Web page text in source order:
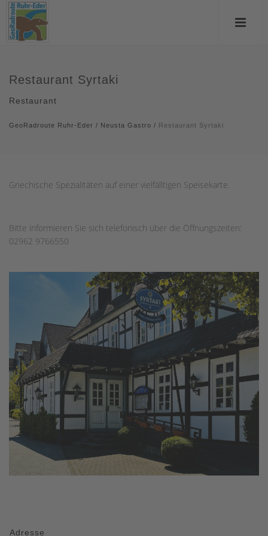
Restaurant Syrtaki
Restaurant
GeoRadroute Ruhr-Eder / Neusta Gastro / Restaurant Syrtaki
Griechische Spezialitäten auf einer vielfälltigen Speisekarte.
Bitte informieren Sie sich telefonisch über die Öffnungszeiten:
02962 9766550
Adresse